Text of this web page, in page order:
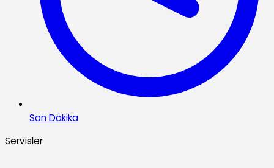
Son Dakika
Servisler